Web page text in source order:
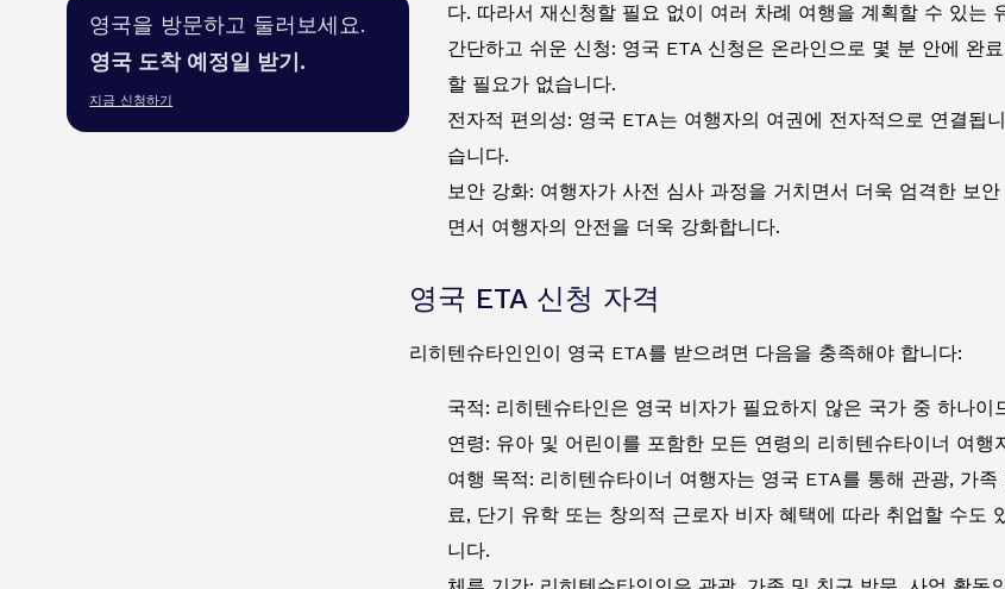
영국을 방문하고 둘러보세요.
영국 도착 예정일 받기.
지금 신청하기
다. 따라서 재신청할 필요 없이 여러 차례 여행을 계획할 수 있는
간단하고 쉬운 신청: 영국 ETA 신청은 온라인으로 몇 분 안에 완
할 필요가 없습니다.
전자적 편의성: 영국 ETA는 여행자의 여권에 전자적으로 연결됩
습니다.
보안 강화: 여행자가 사전 심사 과정을 거치면서 더욱 엄격한 보
면서 여행자의 안전을 더욱 강화합니다.
영국 ETA 신청 자격
리히텐슈타인인이 영국 ETA를 받으려면 다음을 충족해야 합니다:
국적: 리히텐슈타인은 영국 비자가 필요하지 않은 국가 중 하나
연령: 유아 및 어린이를 포함한 모든 연령의 리히텐슈타이너 여행
여행 목적: 리히텐슈타이너 여행자는 영국 ETA를 통해 관광, 가
료, 단기 유학 또는 창의적 근로자 비자 혜택에 따라 취업할 수도
니다.